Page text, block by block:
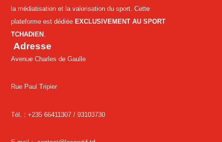
la médiatisation et la valorisation du sport. Cette
plateforme est dédiée EXCLUSIVEMENT AU SPORT
TCHADIEN
Adresse
Avenue Charles de Gaulle
Rue Paul Tripier
Tél. : +235 66411307 /93103730